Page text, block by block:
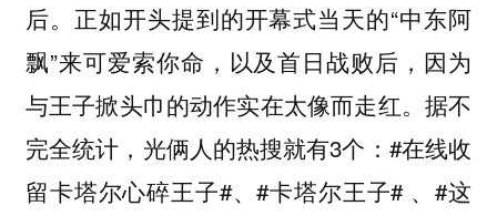
后。正如开头提到的开幕式当天的“中东阿
飘”来可爱索你命，以及首日战败后，因为
与王子掀头巾的动作实在太像而走红。据不
完全统计，光俩人的热搜就有3个：#在线收
留卡塔尔心碎王子#、#卡塔尔王子# 、#这